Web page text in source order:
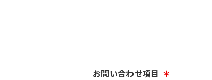
お問い合わせ項目